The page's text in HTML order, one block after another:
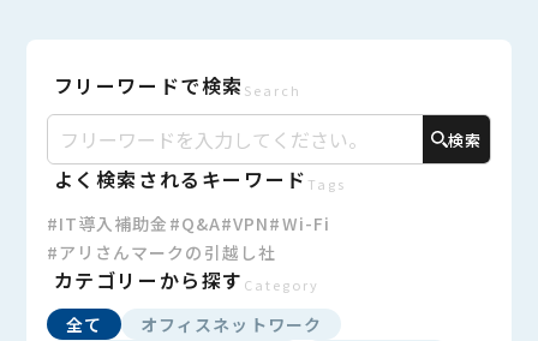
オフィスレイアウト・内装
フリーワードで検索 Search
検索
よく検索されるキーワード Tags
#IT導入補助金 #Q&A#VPN#Wi-Fi
#アリさんマークの引越し社
カテゴリーから探す Category
全て
オフィスネットワーク